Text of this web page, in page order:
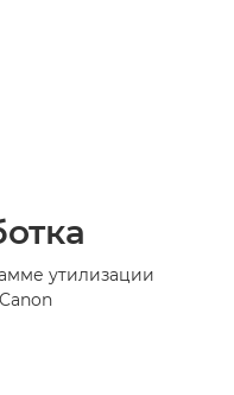
утилизации